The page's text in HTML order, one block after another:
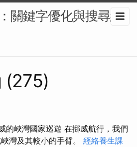
關鍵字優化與搜尋結
(275)
的峽灣國家巡遊 在挪威航行，我們
灣及其較小的手臂。 經絡養生課